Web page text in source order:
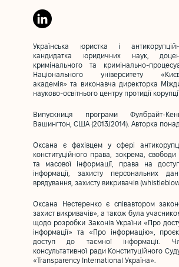
Українська юристка і
кандидатка юридичних наук,
кримінального та кримінально-
Національного університету
академія» та виконавча директорка
науково-освітнього центру протидії
Випускниця програми Фулбрайт-
Вашингтон, США (2013/2014). Авторка понад
Оксана є фахівцем у сфері
конституційного права, зокрема,
та масової інформації, права на
інформації, захисту персональних
врядування, захисту викривачів
Оксана Нестеренко є співавтором
захист викривачів», а також була
щодо розробки Законів України «Про
інформації» та «Про інформацію»,
доступ до таємної інформації.
консультативної ради Конституційного
«Transparency International Україна».